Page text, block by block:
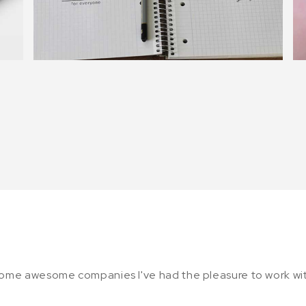
awesome companies I've had the pleasure to work